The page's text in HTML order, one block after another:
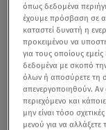
όπως δεδομένα
έχουμε πρόσβαση σε
καταστεί δυνατή η
προκειμένου να
για τους οποίους
δεδομένα με σκοπό
όλων ή αποσύρετε τη
απενεργοποιηθούν. Αν
περιεχόμενο και
μην είναι τόσο
μενού για να αλλάξετε